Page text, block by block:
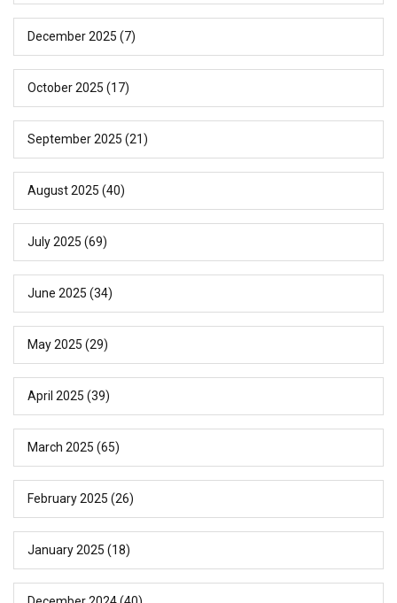
December 2025 (7)
October 2025 (17)
September 2025 (21)
August 2025 (40)
July 2025 (69)
June 2025 (34)
May 2025 (29)
April 2025 (39)
March 2025 (65)
February 2025 (26)
January 2025 (18)